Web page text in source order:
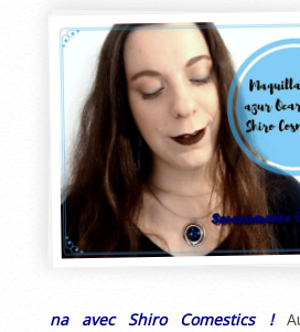
na avec Shiro Comestics !